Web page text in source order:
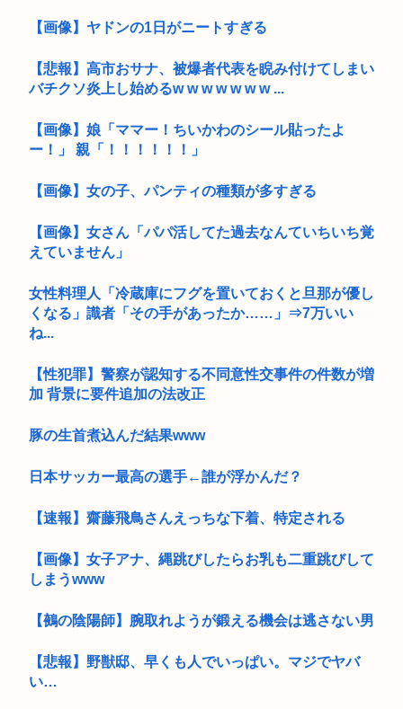
【画像】ヤドンの1日がニートすぎる
【悲報】高市おサナ、被爆者代表を睨み付けてしまい
バチクソ炎上し始めるw w w w w w w ...
【画像】娘「ママー！ちいかわのシール貼ったよ
ー！」 親「！！！！！！」
【画像】女の子、パンティの種類が多すぎる
【画像】女さん「パパ活してた過去なんていちいち覚
えていません」
女性料理人「冷蔵庫にフグを置いておくと旦那が優し
くなる」識者「その手があったか……」⇒7万いい
ね...
【性犯罪】警察が認知する不同意性交事件の件数が増
加 背景に要件追加の法改正
豚の生首煮込んだ結果www
日本サッカー最高の選手←誰が浮かんだ？
【速報】齋藤飛鳥さんえっちな下着、特定される
【画像】女子アナ、縄跳びしたらお乳も二重跳びして
しまうwww
【鵺の陰陽師】腕取れようが鍛える機会は逃さない男
【悲報】野獣邸、早くも人でいっぱい。マジでヤバ
い…